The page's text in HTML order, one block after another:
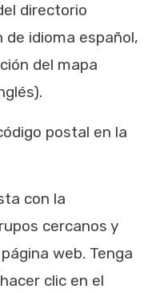
directorio
de idioma español,
del mapa
postal en la
con la
cercanos y
web. Tenga
clic en el